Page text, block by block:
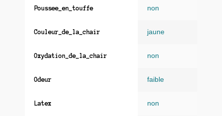
Poussee_en_touffe non
Couleur_de_la_chair jaune
Oxydation_de_la_chair non
Odeur faible
Latex non